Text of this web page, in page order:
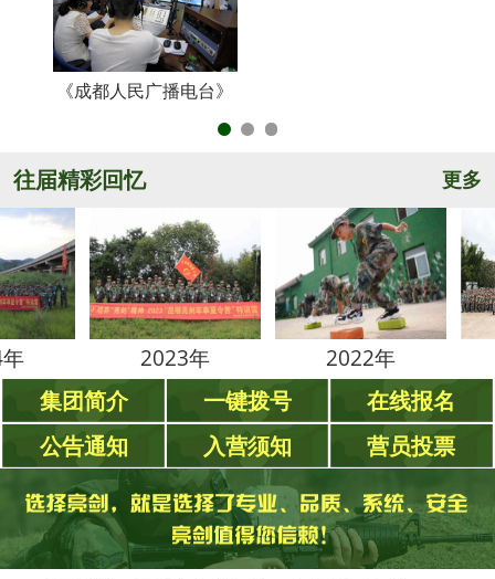
《成都人民广播电台》
往届精彩回忆 更多
2023年 2022年
集团简介 一键拨号
在线报名
公告通知
入营须知 营员投票